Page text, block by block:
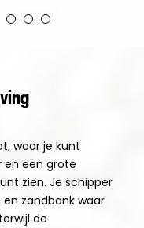
waar je kunt
en een grote
zien. Je schipper
zandbank waar
de